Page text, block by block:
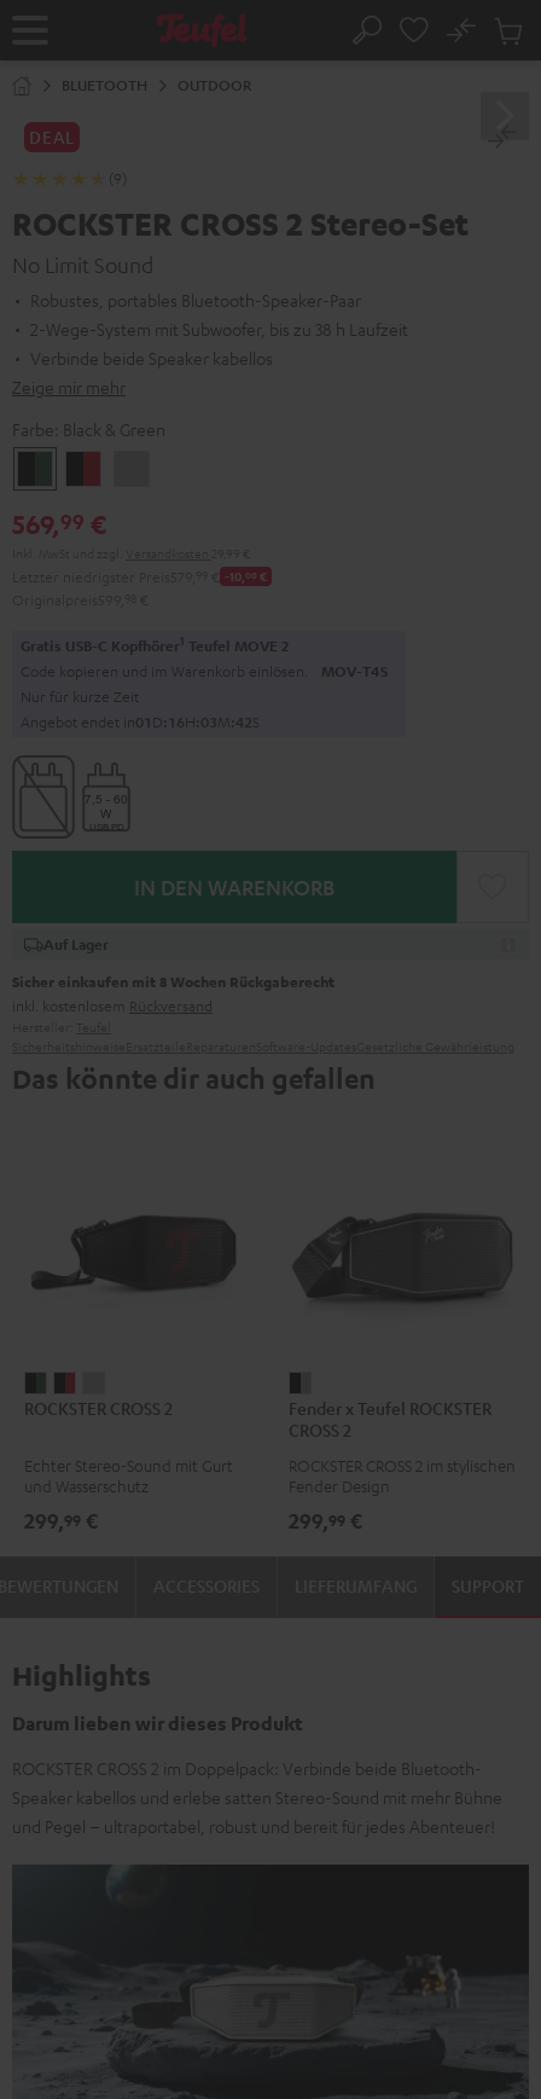
Startseite Suche
No
BLUETOOTH OUTDOOR
DEAL
(9)
ROCKSTER CROSS 2 Stereo-Set
No Limit Sound
Robustes, portables Bluetooth-Speaker-Paar
2-Wege-System mit Subwoofer, bis zu 38 h Laufzeit
Verbinde beide Speaker kabellos
Zeige mir mehr
Farbe: Black & Green
&
GreenRed
569,99 €
-10,00 €
Gratis USB-C Kopfhörer1 Teufel MOVE 2
Code kopieren und im Warenkorb einlösen. MOV-T4S
Nur für kurze Zeit
Angebot endet in01D:16H:03M:41S
IN DEN WARENKORB
Auf Lager
Sicher einkaufen mit 8 Wochen Rückgaberecht
inkl. kostenlosem Rückversand
Das könnte dir auch gefallen
CROSS
Black
Green
CROSS
Black
Red
CROSS
Light
ROCKSTER CROSS 2
Echter Stereo-Sound mit Gurt
und Wasserschutz
299,99 €
x
Teufel
ROCKSTER
2
Fender x Teufel ROCKSTER
CROSS 2
ROCKSTER CROSS 2 im stylischen
Fender Design
299,99 €
SUPPORT
Highlights
Darum lieben wir dieses Produkt
ROCKSTER CROSS 2 im Doppelpack: Verbinde beide Bluetooth-
Speaker kabellos und erlebe satten Stereo-Sound mit mehr Bühne
und Pegel – ultraportabel, robust und bereit für jedes Abenteuer!